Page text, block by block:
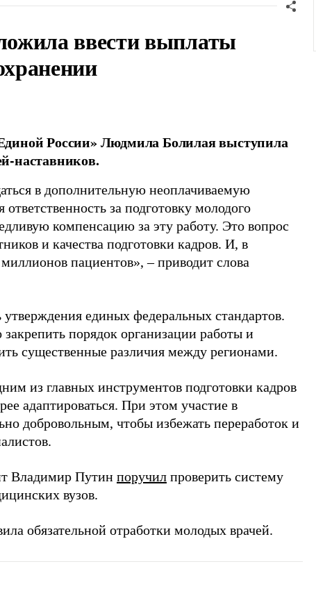
ввести выплаты
России» Людмила Болилая выступила
наставников.
в дополнительную неоплачиваемую
за подготовку молодого
компенсацию за эту работу. Это вопрос
и качества подготовки кадров. И, в
пациентов», – приводит слова
единых федеральных стандартов.
порядок организации работы и
существенные различия между регионами.
из главных инструментов подготовки кадров
адаптироваться. При этом участие в
добровольным, чтобы избежать переработок и
Владимир Путин поручил проверить систему
вузов.
обязательной отработки молодых врачей.